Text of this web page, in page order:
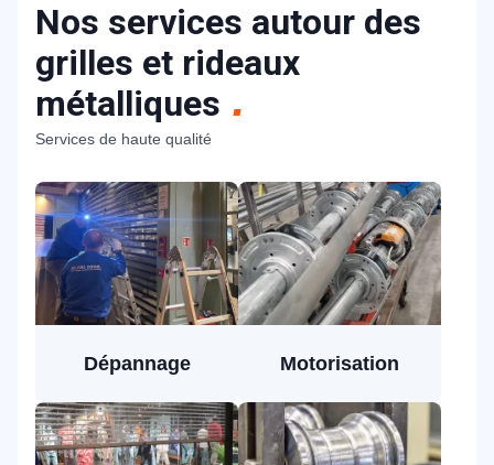
Nos services autour des
grilles et rideaux
métalliques
Services de haute qualité
Dépannage Motorisation